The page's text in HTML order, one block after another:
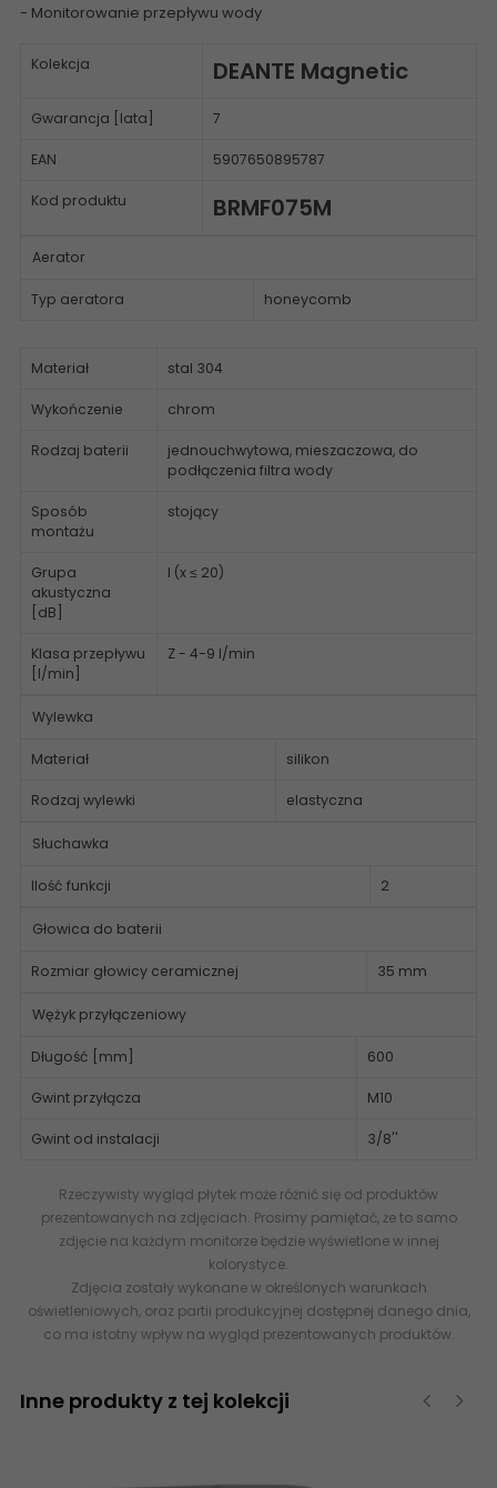
- Monitorowanie przepływu wody
Kolekcja DEANTE Magnetic
Gwarancja [lata] 7
EAN 5907650895787
Kod produktu BRMF075M
Aerator
Typ aeratora honeycomb
Materiał stal 304
Wykończenie chrom
Rodzaj baterii
jednouchwytowa, mieszaczowa, do
podłączenia filtra wody
Sposób
montażu
stojący
Grupa
akustyczna
[dB]
I (x ≤ 20)
Klasa przepływu
[l/min]
Z - 4-9 l/min
Wylewka
Materiał silikon
Rodzaj wylewki elastyczna
Słuchawka
Ilość funkcji 2
Głowica do baterii
Rozmiar głowicy ceramicznej 35 mm
Wężyk przyłączeniowy
Długość [mm] 600
Gwint przyłącza M10
Gwint od instalacji 3/8''
Rzeczywisty wygląd płytek może różnić się od produktów
prezentowanych na zdjęciach. Prosimy pamiętać, że to samo
zdjęcie na każdym monitorze będzie wyświetlone w innej
kolorystyce.
Zdjęcia zostały wykonane w określonych warunkach
oświetleniowych, oraz partii produkcyjnej dostępnej danego dnia,
co ma istotny wpływ na wygląd prezentowanych produktów.
Inne produkty z tej kolekcji